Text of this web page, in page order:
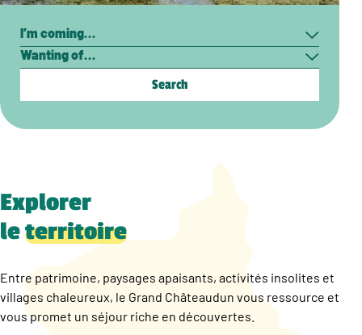
Search
Explorer
leterritoire
Entre patrimoine, paysages apaisants, activités insolites et
villages chaleureux, le Grand Châteaudun vous ressource et
vous promet un séjour riche en découvertes.